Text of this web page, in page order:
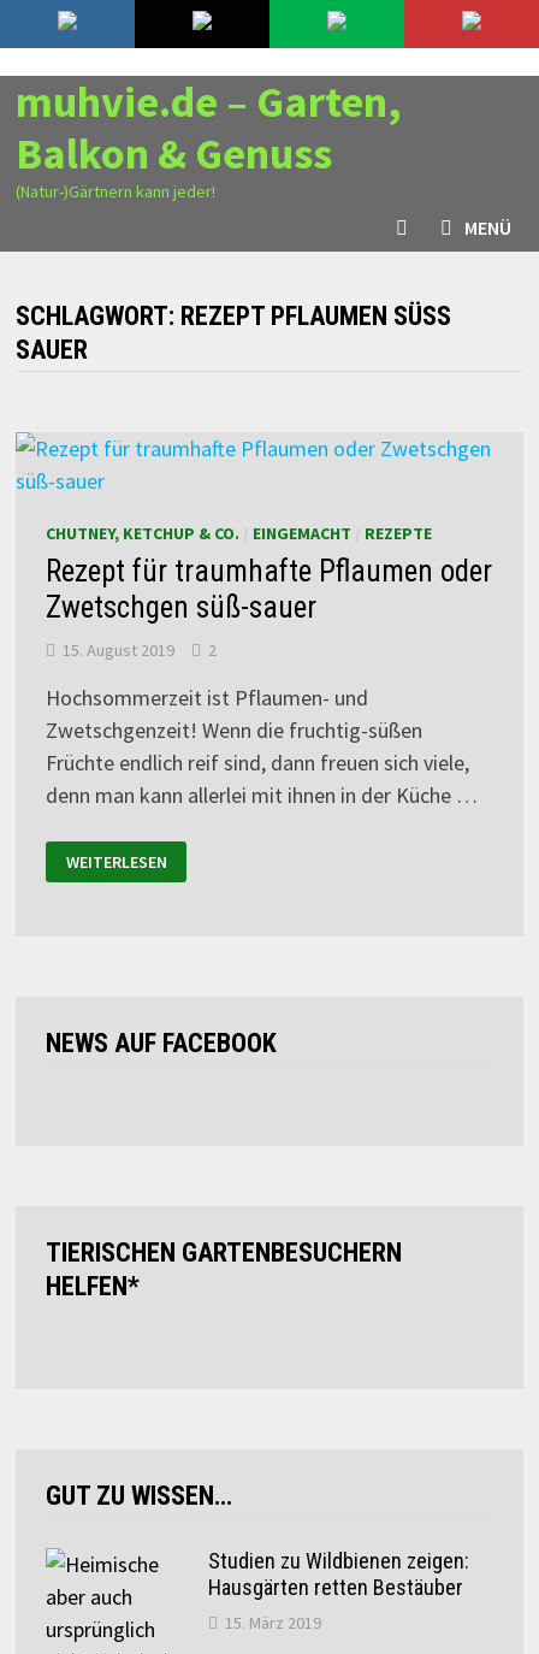
Zurück
zum
Inhalt
8. August 2026
muhvie.de – Garten,
Balkon & Genuss
(Natur-)Gärtnern kann jeder!
MENÜ
SCHLAGWORT: REZEPT PFLAUMEN SÜSS S
AUER
CHUTNEY, KETCHUP & CO. EINGEMACHT REZEPTE
Rezept für traumhafte Pflaumen oder
Zwetschgen süß-sauer
15. August 2019 2
Hochsommerzeit ist Pflaumen- und
Zwetschgenzeit! Wenn die fruchtig-süßen
Früchte endlich reif sind, dann freuen sich viele,
denn man kann allerlei mit ihnen in der Küche …
WEITERLESEN
NEWS AUF FACEBOOK
TIERISCHEN GARTENBESUCHERN
HELFEN*
GUT ZU WISSEN…
Studien zu Wildbienen zeigen:
Hausgärten retten Bestäuber
15. März 2019